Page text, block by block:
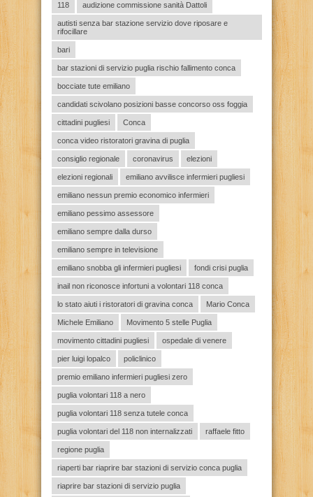
118 audizione commissione sanità Dattoli
autisti senza bar stazione servizio dove riposare e
rifocillare
bari
bar stazioni di servizio puglia rischio fallimento conca
bocciate tute emiliano
candidati scivolano posizioni basse concorso oss foggia
cittadini pugliesi Conca
conca video ristoratori gravina di puglia
consiglio regionale coronavirus elezioni
elezioni regionali emiliano avvilisce infermieri pugliesi
emiliano nessun premio economico infermieri
emiliano pessimo assessore
emiliano sempre dalla durso
emiliano sempre in televisione
emiliano snobba gli infermieri pugliesi fondi crisi puglia
inail non riconosce infortuni a volontari 118 conca
lo stato aiuti i ristoratori di gravina conca Mario Conca
Michele Emiliano Movimento 5 stelle Puglia
movimento cittadini pugliesi ospedale di venere
pier luigi lopalco policlinico
premio emiliano infermieri pugliesi zero
puglia volontari 118 a nero
puglia volontari 118 senza tutele conca
puglia volontari del 118 non internalizzati raffaele fitto
regione puglia
riaperti bar riaprire bar stazioni di servizio conca puglia
riaprire bar stazioni di servizio puglia